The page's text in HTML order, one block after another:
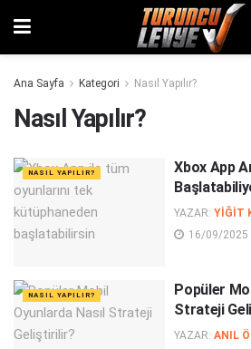
Ana Sayfa Kategori Nasıl Yapılır?
Nasıl Yapılır?
NASIL YAPILIR?
Xbox App
YAZAR: YIĞIT
16/09/2025
NASIL YAPILIR?
Popüler
Strateji
YAZAR: ANIL